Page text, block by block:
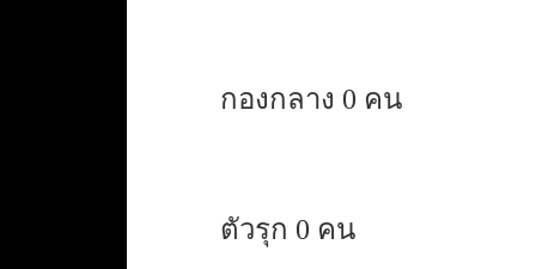
กองกลาง 0 คน
ตัวรุก 0 คน